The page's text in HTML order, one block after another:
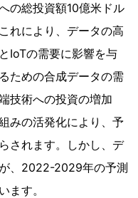
の総投資額10億米ドル
れにより、データの高
IoTの需要に影響を与
ための合成データの需
技術への投資の増加
みの活発化により、予
されます。しかし、デ
、2022-2029年の予測
ます。